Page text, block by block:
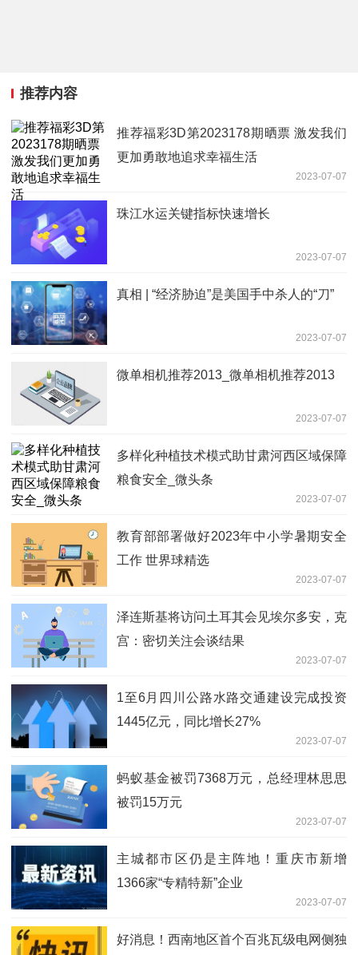
推荐内容
推荐福彩3D第2023178期晒票 激发我们
更加勇敢地追求幸福生活
2023-07-07
珠江水运关键指标快速增长
2023-07-07
真相 | “经济胁迫”是美国手中杀人的“刀”
2023-07-07
微单相机推荐2013_微单相机推荐2013
2023-07-07
多样化种植技术模式助甘肃河西区域保障
粮食安全_微头条
2023-07-07
教育部部署做好2023年中小学暑期安全
工作 世界球精选
2023-07-07
泽连斯基将访问土耳其会见埃尔多安，克
宫：密切关注会谈结果
2023-07-07
1至6月四川公路水路交通建设完成投资
1445亿元，同比增长27%
2023-07-07
蚂蚁基金被罚7368万元，总经理林思思
被罚15万元
2023-07-07
主城都市区仍是主阵地！重庆市新增
1366家“专精特新”企业
2023-07-07
好消息！西南地区首个百兆瓦级电网侧独